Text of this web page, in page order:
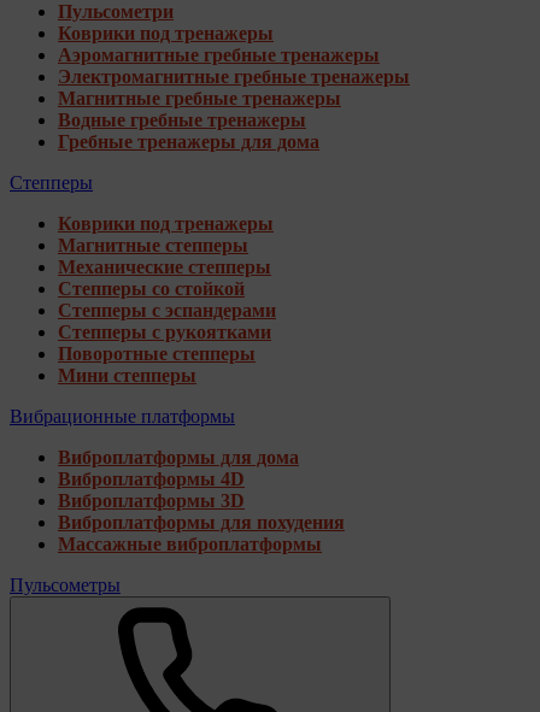
Пульсометри
Коврики под тренажеры
Аэромагнитные гребные тренажеры
Электромагнитные гребные тренажеры
Магнитные гребные тренажеры
Водные гребные тренажеры
Гребные тренажеры для дома
Степперы
Коврики под тренажеры
Магнитные степперы
Механические степперы
Степперы со стойкой
Степперы с эспандерами
Степперы с рукоятками
Поворотные степперы
Мини степперы
Вибрационные платформы
Виброплатформы для дома
Виброплатформы 4D
Виброплатформы 3D
Виброплатформы для похудения
Массажные виброплатформы
Пульсометры